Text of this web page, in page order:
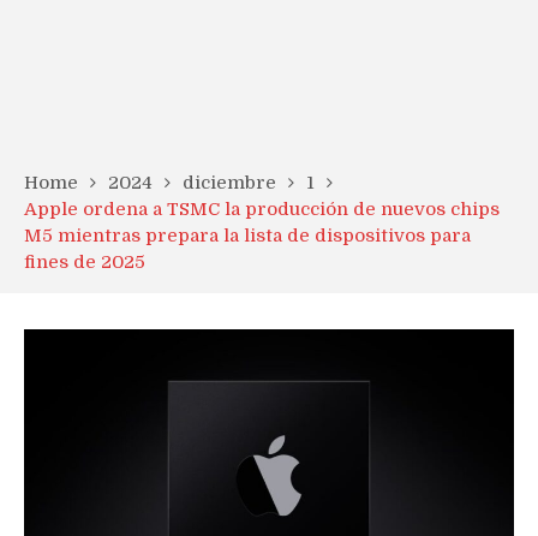
Home 2024 diciembre
1
Apple ordena a TSMC la producción de nuevos chips
M5 mientras prepara la lista de dispositivos para
fines de 2025